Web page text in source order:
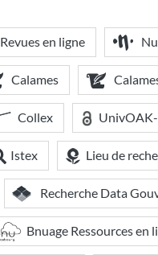
Revues en ligne
Calames
Collex
Istex Lieu de
Recherche Data
Bnuage Ressources en